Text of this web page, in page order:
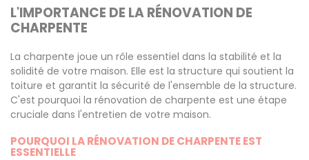
L'IMPORTANCE DE LA RÉNOVATION DE
CHARPENTE
La charpente joue un rôle essentiel dans la stabilité et la
solidité de votre maison. Elle est la structure qui soutient la
toiture et garantit la sécurité de l'ensemble de la structure.
C'est pourquoi la rénovation de charpente est une étape
cruciale dans l'entretien de votre maison.
POURQUOI LA RÉNOVATION DE CHARPENTE EST
ESSENTIELLE